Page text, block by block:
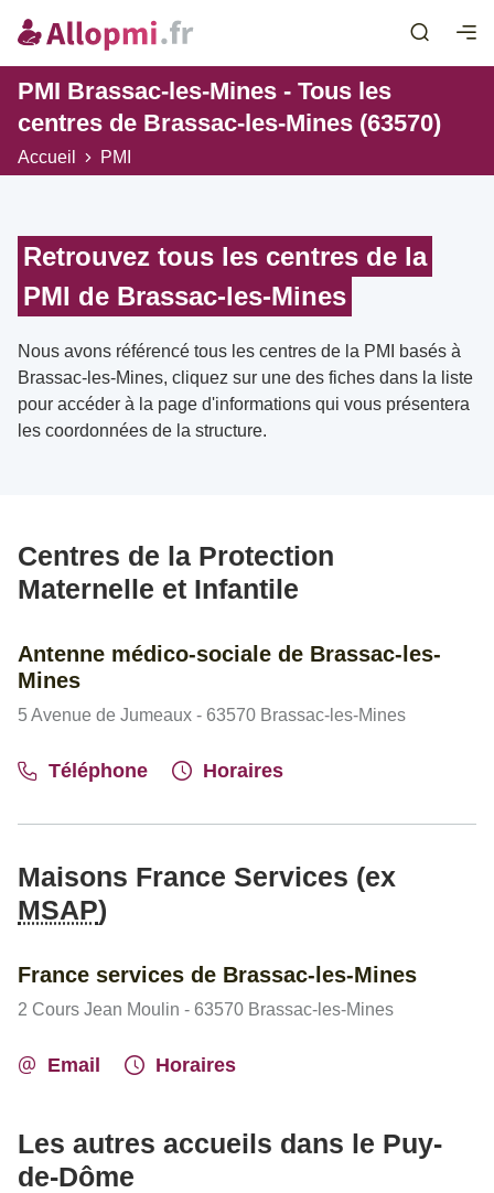
PMI Brassac-les-Mines - Tous les
centres de Brassac-les-Mines (63570)
Accueil PMI
Retrouvez tous les centres de la
PMI de Brassac-les-Mines
Nous avons référencé tous les centres de la PMI basés à
Brassac-les-Mines, cliquez sur une des fiches dans la liste
pour accéder à la page d'informations qui vous présentera
les coordonnées de la structure.
Centres de la Protection
Maternelle et Infantile
Antenne médico-sociale de Brassac-les-
Mines
5 Avenue de Jumeaux - 63570 Brassac-les-Mines
Téléphone Horaires
Maisons France Services (ex
MSAP)
France services de Brassac-les-Mines
2 Cours Jean Moulin - 63570 Brassac-les-Mines
Email Horaires
Les autres accueils dans le Puy-
de-Dôme